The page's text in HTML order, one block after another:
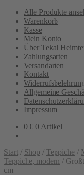
Alle Produkte
Warenkorb
Kasse
Mein Konto
Über Tekal
Zahlungsarten
Versandarten
Kontakt
Allgemeine
Impressum
0 € 0 Artikel
Start / Shop / Teppiche /
Teppiche, modern /
cm